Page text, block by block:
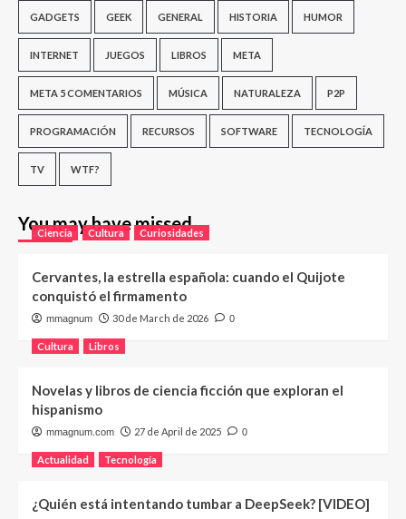
GADGETS GEEK GENERAL HISTORIA HUMOR
INTERNET JUEGOS LIBROS META
META 5 COMENTARIOS MÚSICA NATURALEZA P2P
PROGRAMACIÓN RECURSOS SOFTWARE TECNOLOGÍA
TV WTF?
You may have missed
Ciencia Cultura Curiosidades
Cervantes, la estrella española: cuando el Quijote
conquistó el firmamento
mmagnum 30 de March de 2026 0
Cultura Libros
Novelas y libros de ciencia ficción que exploran el
hispanismo
mmagnum.com 27 de April de 2025 0
Actualidad Tecnología
¿Quién está intentando tumbar a DeepSeek? [VIDEO]